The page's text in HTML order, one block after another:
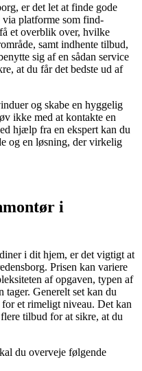
er det let at finde gode
platforme som find-
et overblik over, hvilke
samt indhente tilbud,
sig af en sådan service
at du får det bedste ud af
og skabe en hyggelig
ikke med at kontakte en
hjælp fra en ekspert kan du
og en løsning, der virkelig
i
i dit hjem, er det vigtigt at
Prisen kan variere
af opgaven, typen af
Generelt set kan du
et rimeligt niveau. Det kan
tilbud for at sikre, at du
du overveje følgende